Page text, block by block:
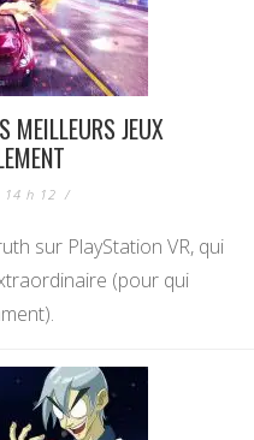
MEILLEURS JEUX
14 h 12 /
sur PlayStation VR, qui
(pour qui